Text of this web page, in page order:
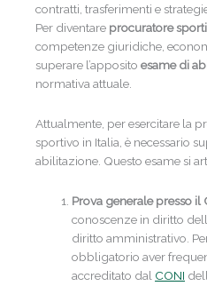
contratti, trasferimenti e
Per diventare procuratore
competenze giuridiche,
superare l’apposito esame di
normativa attuale.
Attualmente, per esercitare la
sportivo in Italia, è necessario
abilitazione. Questo esame si
Prova generale presso il
conoscenze in diritto
diritto amministrativo.
obbligatorio aver
accreditato dal CONI